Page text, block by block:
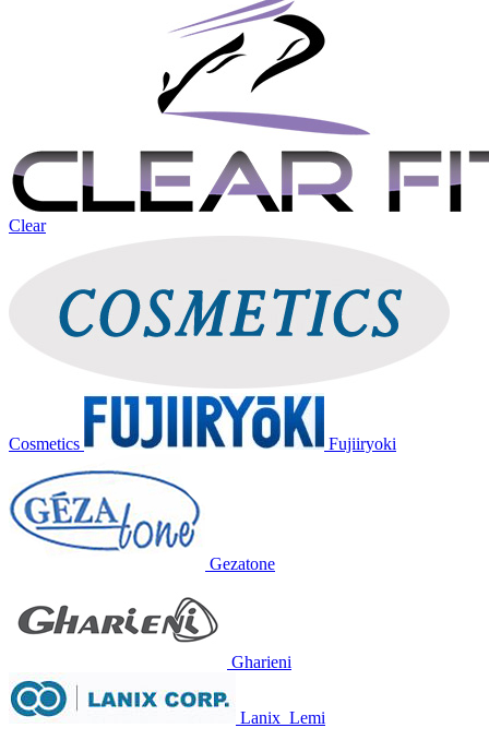
Clear
Cosmetics Fujiiryoki
Gezatone
Gharieni
Lanix Lemi